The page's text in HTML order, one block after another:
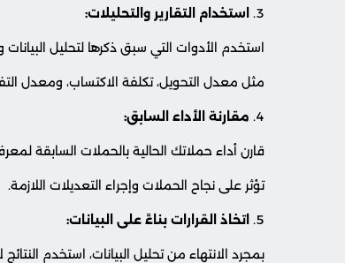
استخدام التقارير والتحليلات:
استخدم الأدوات التي سبق ذكرها لتحليل
مثل معدل التحويل، تكلفة الاكتساب، ومعدل
مقارنة الأداء السابق:
قارن أداء حملاتك الحالية بالحملات السابقة
تؤثر على نجاح الحملات وإجراء التعديلات اللازمة.
اتخاذ القرارات بناءً على البيانات:
بمجرد الانتهاء من تحليل البيانات، استخدم